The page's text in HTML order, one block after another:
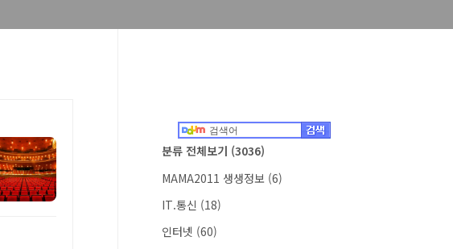
분류 전체보기 (3036)
MAMA2011 생생정보 (6)
IT.통신 (18)
인터넷 (60)